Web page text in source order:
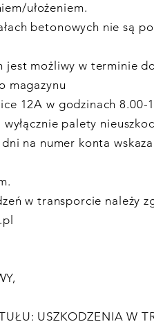
ułożeniem.
betonowych nie są
możliwy w terminie
magazynu
12A w godzinach 8.00-
palety
na numer konta
w transporcie należy
USZKODZENIA W